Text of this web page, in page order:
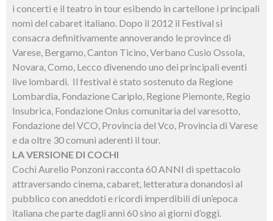
i concerti e il teatro in tour esibendo in cartellone i principali
nomi del cabaret italiano. Dopo il 2012 il Festival si
consacra definitivamente annoverando le province di
Varese, Bergamo, Canton Ticino, Verbano Cusio Ossola,
Novara, Como, Lecco divenendo uno dei principali eventi
live lombardi. Il festival è stato sostenuto da Regione
Lombardia, Fondazione Cariplo, Regione Piemonte, Regio
Insubrica, Fondazione Onlus comunitaria del varesotto,
Fondazione del VCO, Provincia del Vco, Provincia di Varese
e da oltre 30 comuni aderenti il tour.
LA VERSIONE DI COCHI
Cochi Aurelio Ponzoni racconta 60 ANNI di spettacolo
attraversando cinema, cabaret, letteratura donandosi al
pubblico con aneddoti e ricordi imperdibili di un’epoca
italiana che parte dagli anni 60 sino ai giorni d’oggi.